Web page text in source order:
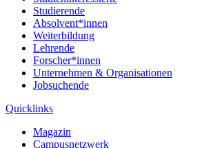
Studierende
Absolvent*innen
Weiterbildung
Lehrende
Forscher*innen
Unternehmen & Organisationen
Jobsuchende
Quicklinks
Magazin
Campusnetzwerk